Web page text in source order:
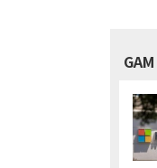
GAM